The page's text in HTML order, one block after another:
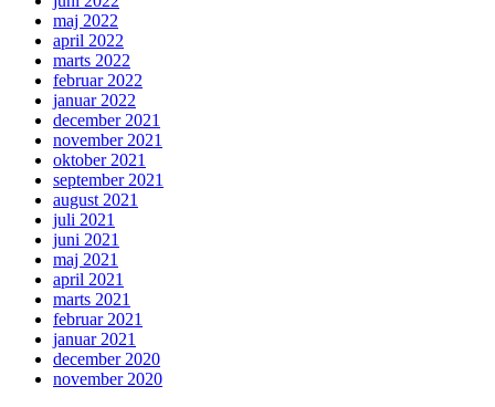
maj 2022
april 2022
marts 2022
februar 2022
januar 2022
december 2021
november 2021
oktober 2021
september 2021
august 2021
juli 2021
juni 2021
maj 2021
april 2021
marts 2021
februar 2021
januar 2021
december 2020
november 2020